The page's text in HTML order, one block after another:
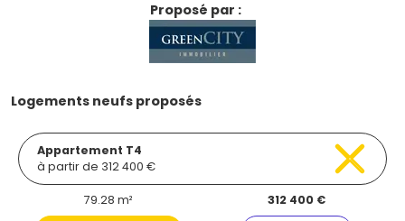
Proposé par :
Logements neufs proposés
Appartement T4
à partir de 312 400 €
79.28 m² 312 400 €